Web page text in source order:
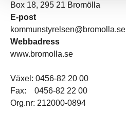
Box 18, 295 21 Bromölla
E-post
kommunstyrelsen@bromolla.se
Webbadress
www.bromolla.se
Växel: 0456-82 20 00
Fax: 0456-82 22 00
Org.nr: 212000-0894